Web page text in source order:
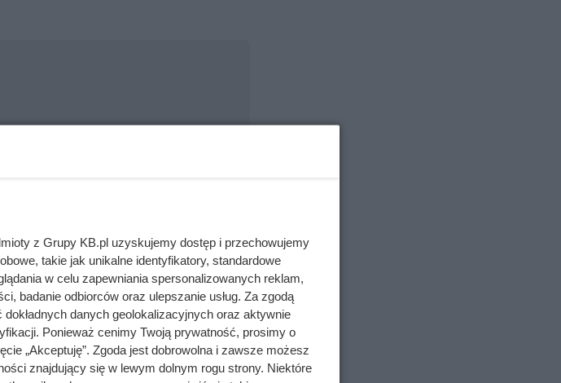
z Grupy KB.pl uzyskujemy dostęp i przechowujemy
takie jak unikalne identyfikatory, standardowe
w celu zapewniania spersonalizowanych reklam,
badanie odbiorców oraz ulepszanie usług. Za zgodą
danych geolokalizacyjnych oraz aktywnie
Ponieważ cenimy Twoją prywatność, prosimy o
„Akceptuję”. Zgoda jest dobrowolna i zawsze możesz
znajdujący się w lewym dolnym rogu strony. Niektóre